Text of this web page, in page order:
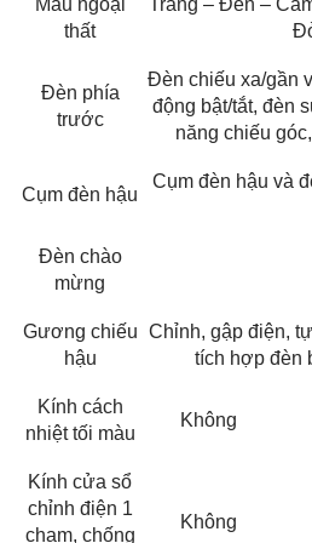
thất
Đèn phía
trước
Đèn chiếu xa/gần
động bật/tắt, đèn
năng chiếu
Cụm đèn hậu
Cụm đèn hậu và
Đèn chào
mừng
Gương chiếu
hậu
Chỉnh, gập điện,
tích hợp đèn
Kính cách
nhiệt tối màu
Không
Kính cửa sổ
chỉnh điện 1
chạm, chống
Không